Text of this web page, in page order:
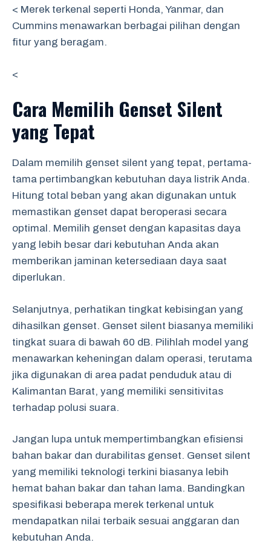
< Merek terkenal seperti Honda, Yanmar, dan
Cummins menawarkan berbagai pilihan dengan
fitur yang beragam.
<
Cara Memilih Genset Silent
yang Tepat
Dalam memilih genset silent yang tepat, pertama-
tama pertimbangkan kebutuhan daya listrik Anda.
Hitung total beban yang akan digunakan untuk
memastikan genset dapat beroperasi secara
optimal. Memilih genset dengan kapasitas daya
yang lebih besar dari kebutuhan Anda akan
memberikan jaminan ketersediaan daya saat
diperlukan.
Selanjutnya, perhatikan tingkat kebisingan yang
dihasilkan genset. Genset silent biasanya memiliki
tingkat suara di bawah 60 dB. Pilihlah model yang
menawarkan keheningan dalam operasi, terutama
jika digunakan di area padat penduduk atau di
Kalimantan Barat, yang memiliki sensitivitas
terhadap polusi suara.
Jangan lupa untuk mempertimbangkan efisiensi
bahan bakar dan durabilitas genset. Genset silent
yang memiliki teknologi terkini biasanya lebih
hemat bahan bakar dan tahan lama. Bandingkan
spesifikasi beberapa merek terkenal untuk
mendapatkan nilai terbaik sesuai anggaran dan
kebutuhan Anda.